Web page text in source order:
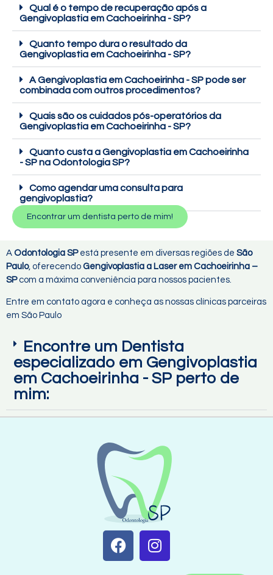
Qual é o tempo de recuperação após a
Gengivoplastia em Cachoeirinha - SP?
Quanto tempo dura o resultado da
Gengivoplastia em Cachoeirinha - SP?
A Gengivoplastia em Cachoeirinha - SP pode ser
combinada com outros procedimentos?
Quais são os cuidados pós-operatórios da
Gengivoplastia em Cachoeirinha - SP?
Quanto custa a Gengivoplastia em Cachoeirinha
- SP na Odontologia SP?
Como agendar uma consulta para
gengivoplastia?
Encontrar um dentista perto de mim!
A Odontologia SPestá presente em diversas regiões de São
Paulo, oferecendo Gengivoplastia a Laser em Cachoeirinha –
SP com a máxima conveniência para nossos pacientes.
Entre em contato agora e conheça as nossas clínicas parceiras
em São Paulo
Encontre um Dentista
especializado em Gengivoplastia
em Cachoeirinha - SP perto de
mim: